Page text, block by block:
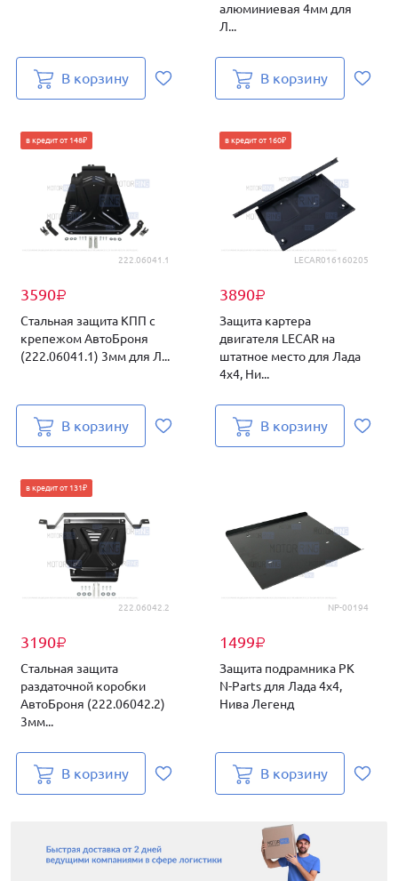
В корзину
алюминиевая 4мм для
Л...
В корзину
222.06041.1
3590₽
в кредит от 148₽
Стальная защита КПП с
крепежом АвтоБроня
(222.06041.1) 3мм для Л...
В корзину
LECAR016160205
3890₽
в кредит от 160₽
Защита картера
двигателя LECAR на
штатное место для Лада
4х4, Ни...
В корзину
222.06042.2
3190₽
в кредит от 131₽
Стальная защита
раздаточной коробки
АвтоБроня (222.06042.2)
3мм...
В корзину
NP-00194
1499₽
Защита подрамника РК
N-Parts для Лада 4х4,
Нива Легенд
В корзину